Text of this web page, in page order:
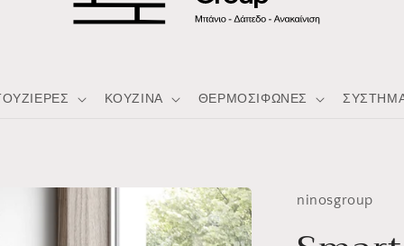
ΚΟΥΖΙΝΑ ΘΕΡΜΟΣΙΦΩΝΕΣ
ninosgroup